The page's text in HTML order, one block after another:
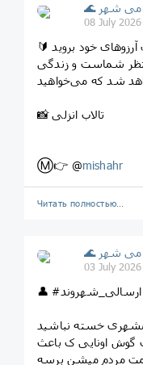
🌊 می شهر
08 July
شماست و زندگی
📸 تالاب انزلی
Ⓜ️👉 @mishahr
Читать полностью…
🌊 می شهر
03 July
خسته نباشید
ب گوش اونایی ک باعث
مردم میشن برسه